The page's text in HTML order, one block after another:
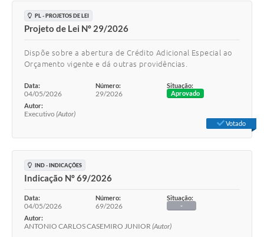
PL - PROJETOS DE LEI
Projeto de Lei Nº 29/2026
Dispõe sobre a abertura de Crédito Adicional Especial ao
Orçamento vigente e dá outras providências.
Data:
04/05/2026
Número:
29/2026
Situação:
Aprovado
Autor:
Executivo (Autor)
Votado
IND - INDICAÇÕES
Indicação Nº 69/2026
Data:
04/05/2026
Número:
69/2026
Situação:
-
Autor:
ANTONIO CARLOS CASEMIRO JUNIOR (Autor)